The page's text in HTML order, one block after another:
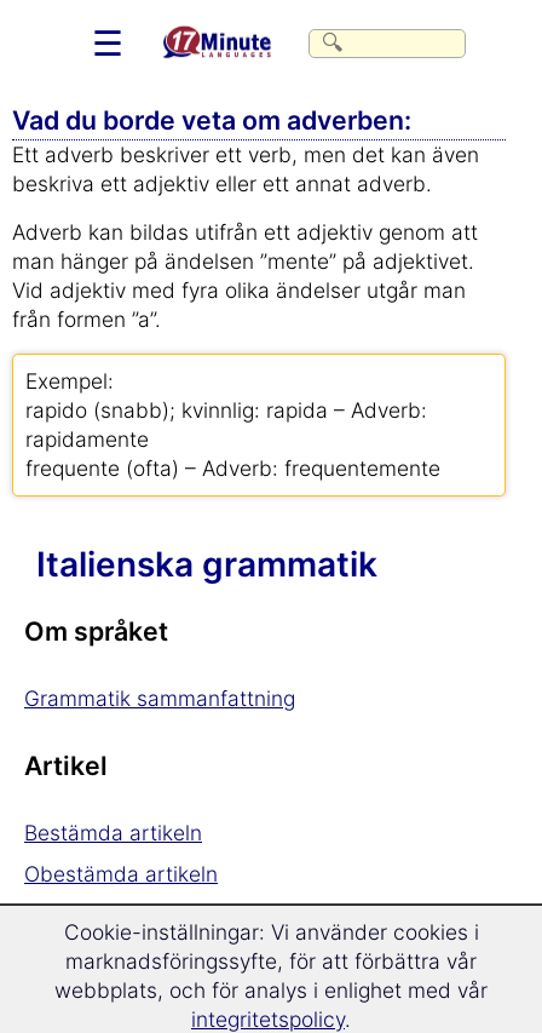
☰
Vad du borde veta om adverben:
Ett adverb beskriver ett verb, men det kan även
beskriva ett adjektiv eller ett annat adverb.
Adverb kan bildas utifrån ett adjektiv genom att
man hänger på ändelsen ”mente” på adjektivet.
Vid adjektiv med fyra olika ändelser utgår man
från formen ”a”.
Exempel:
rapido (snabb); kvinnlig: rapida – Adverb:
rapidamente
frequente (ofta) – Adverb: frequentemente
Italienska grammatik
Om språket
Grammatik sammanfattning
Artikel
Bestämda artikeln
Obestämda artikeln
Substantiv
Substantiven
Cookie-inställningar: Vi använder cookies i
marknadsföringssyfte, för att förbättra vår
webbplats, och för analys i enlighet med vår
integritetspolicy.